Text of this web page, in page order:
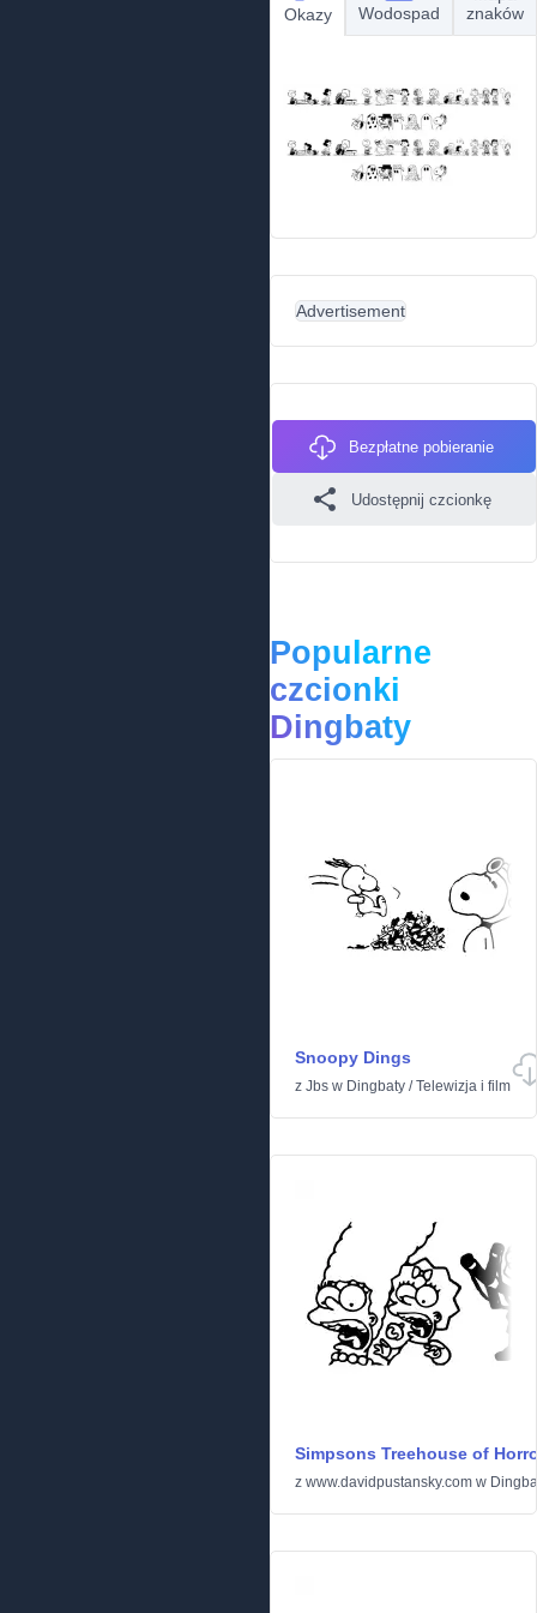
Okazy Wodospad
znaków
Advertisement
Bezpłatne pobieranie
Udostępnij czcionkę
Popularne
czcionki
Dingbaty
Snoopy Dings
z Jbs w Dingbaty /Telewizja i film
Simpsons Treehouse of
z www.davidpustansky.com w